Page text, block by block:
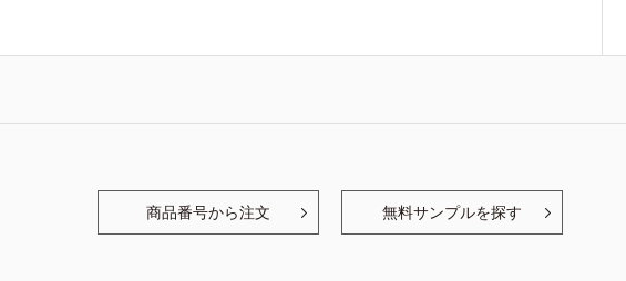
商品番号から注文 無料サンプルを探す